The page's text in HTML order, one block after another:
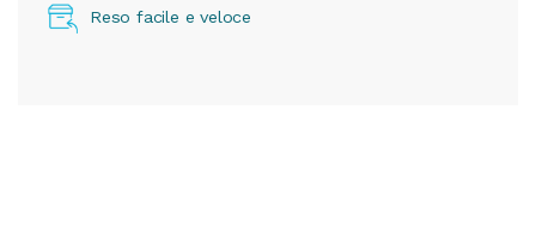
Reso facile e veloce